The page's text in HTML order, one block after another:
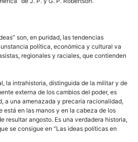
son, en puridad, las tendencias
política, económica y cultural va
regionales y raciales, que contienden
la intrahistoria, distinguida de la militar y de
externa de los cambios del poder, es
a una amenazada y precaria racionalidad,
está en las manos y en la cabeza de los
resultar angosto. Es una verdadera historia,
se consigue en “Las ideas políticas en